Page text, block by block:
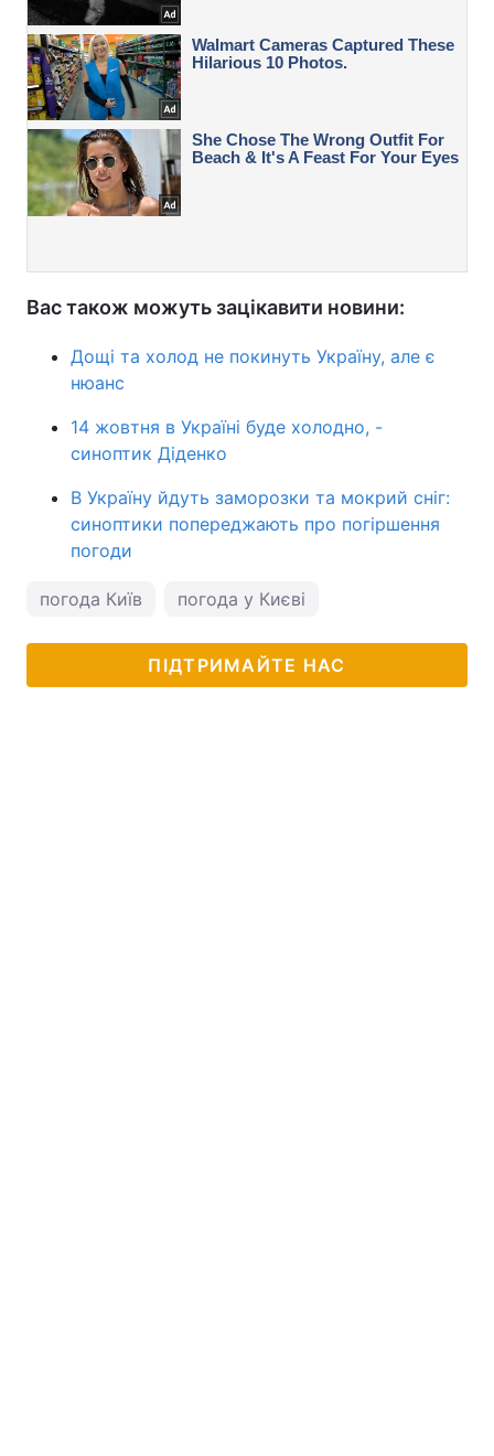
Вас також можуть зацікавити новини:
Дощі та холод не покинуть Україну, але є
нюанс
14 жовтня в Україні буде холодно, -
синоптик Діденко
В Україну йдуть заморозки та мокрий сніг:
синоптики попереджають про погіршення
погоди
погода Київ погода у Києві
ПІДТРИМАЙТЕ НАС